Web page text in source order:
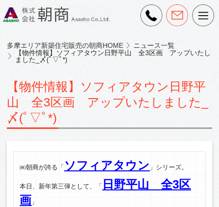
多摩エリア新築住宅販売の朝商HOME
ニュース一覧
【物件情報】ソフィアタウン日野平山 全3区画 アップいたし
ました_〆(ﾟ▽ﾟ*)
【物件情報】ソフィアタウン日野平
山 全3区画 アップいたしました_
〆(ﾟ▽ﾟ*)
㈱朝商が誇る「 ソフィアタウン 」シリーズ。
本日、新年第三弾として、「
日野平山 全3区
画 」